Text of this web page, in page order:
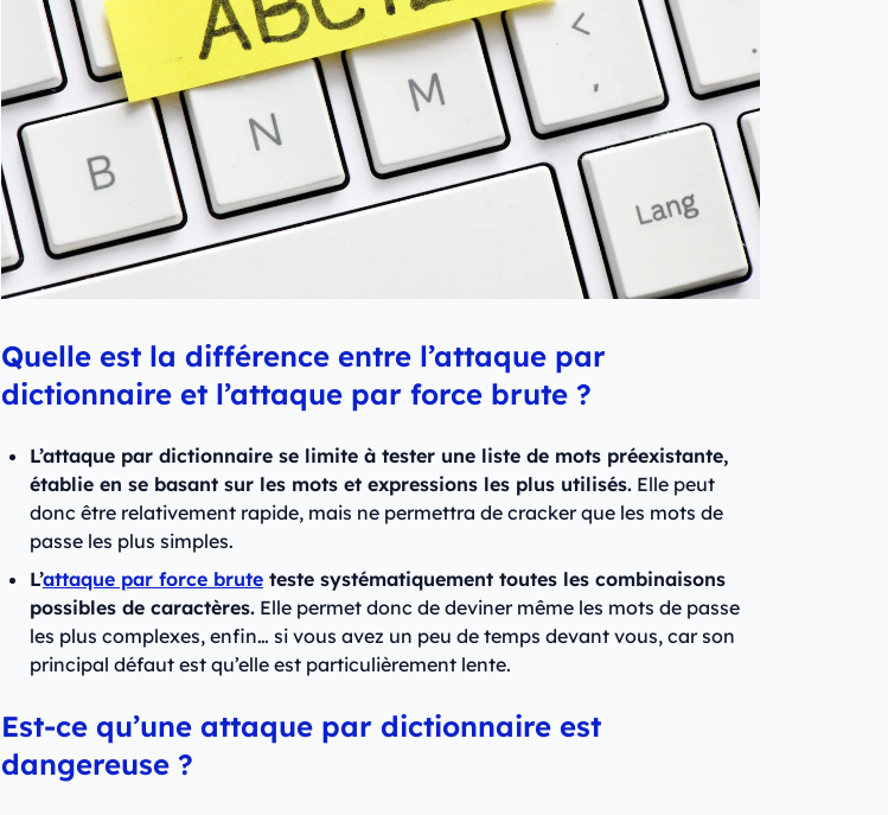
Quelle est la différence entre l’attaque par
dictionnaire et l’attaque par force brute ?
L’attaque par dictionnaire se limite à tester une liste de mots préexistante,
établie en se basant sur les mots et expressions les plus utilisés.Elle peut
donc être relativement rapide, mais ne permettra de cracker que les mots de
passe les plus simples.
L’attaque par force bruteteste systématiquement toutes les combinaisons
possibles de caractères.Elle permet donc de deviner même les mots de passe
les plus complexes, enfin… si vous avez un peu de temps devant vous, car son
principal défaut est qu’elle est particulièrement lente.
Est-ce qu’une attaque par dictionnaire est
dangereuse ?